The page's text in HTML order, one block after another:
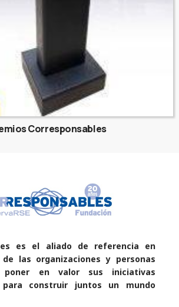
Corresponsables
es el aliado de referencia en
de las organizaciones y personas
poner en valor sus iniciativas
para construir juntos un mundo